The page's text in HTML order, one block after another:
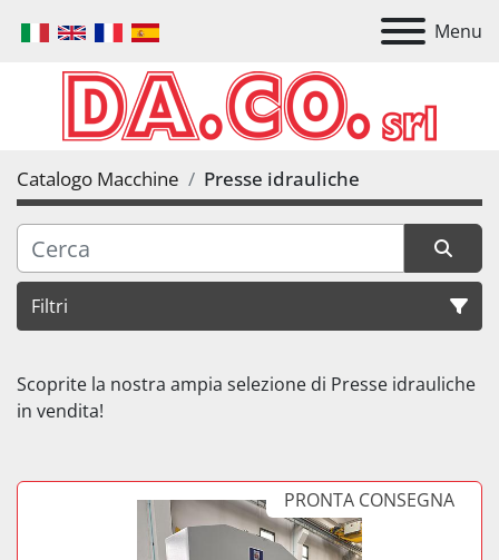
Menu
Catalogo Macchine Presse idrauliche
Filtri
Presse idrauliche
Scoprite la nostra ampia selezione di Presse idrauliche
in vendita!
PRONTA CONSEGNA